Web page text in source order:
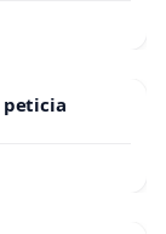
peticia